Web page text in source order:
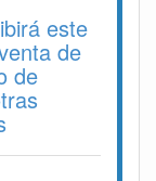
este
de
de